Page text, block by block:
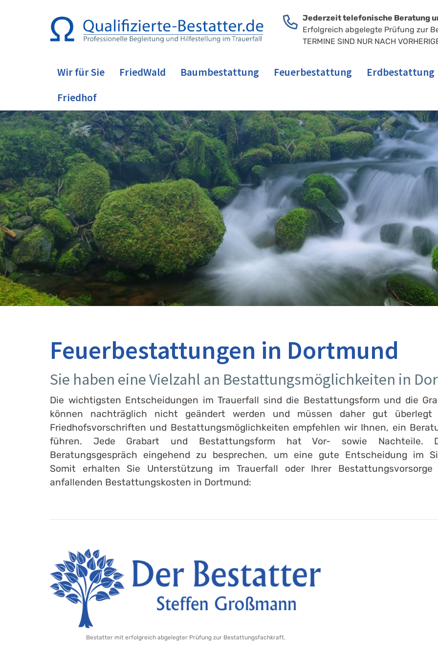
Jederzeit telefonische Beratung
Erfolgreich abgelegte Prüfung zur
TERMINE SIND NUR NACH
Wir für Sie FriedWald Baumbestattung Feuerbestattung
Erdbestattung
Friedhof
Feuerbestattungen in Dortmund
Sie haben eine Vielzahl an Bestattungsmöglichkeiten in
Die wichtigsten Entscheidungen im Trauerfall sind die Bestattungsform und die
können nachträglich nicht geändert werden und müssen daher gut überlegt
Friedhofsvorschriften und Bestattungsmöglichkeiten empfehlen wir Ihnen, ein
führen. Jede Grabart und Bestattungsform hat Vor- sowie
Beratungsgespräch eingehend zu besprechen, um eine gute Entscheidung im
Somit erhalten Sie Unterstützung im Trauerfall oder Ihrer
anfallenden Bestattungskosten in Dortmund:
Bestatter mit erfolgreich abgelegter Prüfung zur Bestattungsfachkraft.